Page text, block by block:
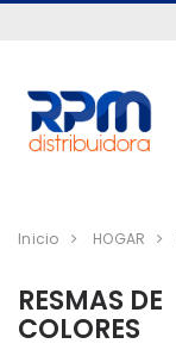
Inicio HOGAR
RESMAS DE
COLORES